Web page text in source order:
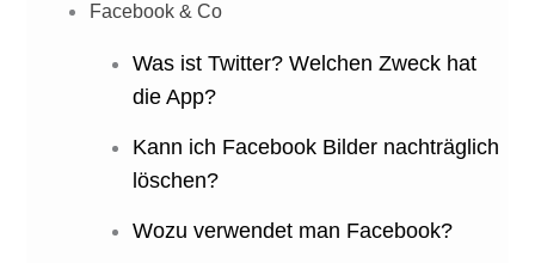
Facebook & Co
Was ist Twitter? Welchen Zweck hat
die App?
Kann ich Facebook Bilder nachträglich
löschen?
Wozu verwendet man Facebook?